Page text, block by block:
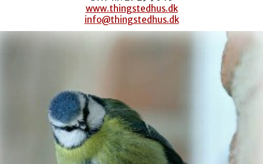
www.thingstedhus.dk
info@thingstedhus.dk